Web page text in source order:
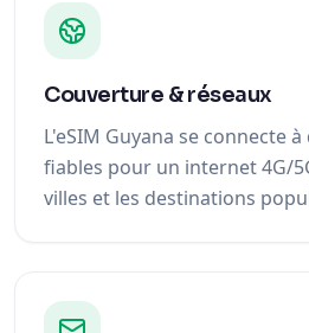
Couverture & réseaux
L'eSIM Guyana se connecte
fiables pour un internet 4G/
villes et les destinations